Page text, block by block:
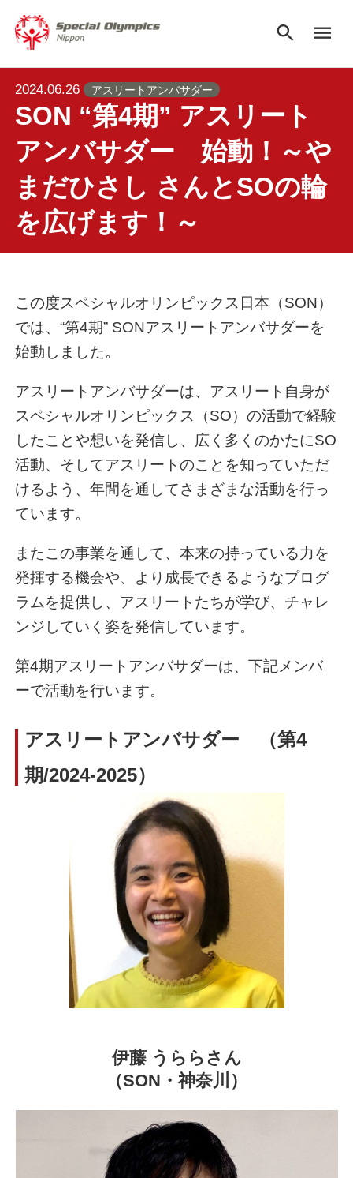
search menu
2024.06.26 アスリートアンバサダー
SON “第4期” アスリート
アンバサダー 始動！～や
まだひさし さんとSOの輪
を広げます！～
この度スペシャルオリンピックス日本（SON）
では、“第4期” SONアスリートアンバサダーを
始動しました。
アスリートアンバサダーは、アスリート自身が
スペシャルオリンピックス（SO）の活動で経験
したことや想いを発信し、広く多くのかたにSO
活動、そしてアスリートのことを知っていただ
けるよう、年間を通してさまざまな活動を行っ
ています。
またこの事業を通して、本来の持っている力を
発揮する機会や、より成長できるようなプログ
ラムを提供し、アスリートたちが学び、チャレ
ンジしていく姿を発信しています。
第4期アスリートアンバサダーは、下記メンバ
ーで活動を行います。
アスリートアンバサダー （第4
期/2024-2025）
伊藤 うらら さん
（SON・神奈川）